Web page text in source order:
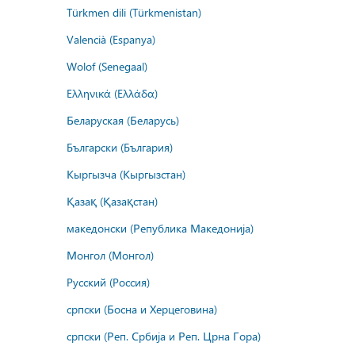
Türkmen dili (Türkmenistan)
Valencià (Espanya)
Wolof (Senegaal)
Ελληνικά (Ελλάδα)
Беларуская (Беларусь)
Български (България)
Кыргызча (Кыргызстан)
Қазақ (Қазақстан)
македонски (Република Македонија)
Монгол (Монгол)
Русский (Россия)
српски (Босна и Херцеговина)
српски (Реп. Србија и Реп. Црна Гора)